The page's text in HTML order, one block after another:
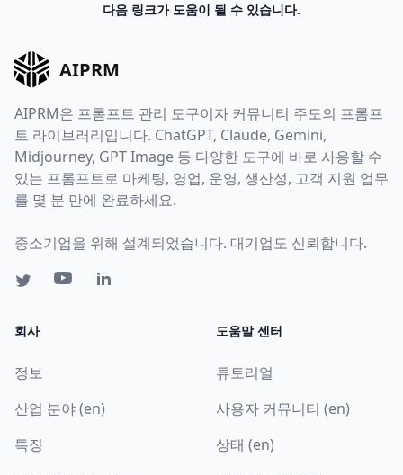
다음 링크가 도움이 될 수 있습니다.
AIPRM
AIPRM은 프롬프트 관리 도구이자 커뮤니티 주도의 프롬프
트 라이브러리입니다. ChatGPT, Claude, Gemini,
Midjourney, GPT Image 등 다양한 도구에 바로 사용할 수
있는 프롬프트로 마케팅, 영업, 운영, 생산성, 고객 지원 업무
를 몇 분 만에 완료하세요.
중소기업을 위해 설계되었습니다. 대기업도 신뢰합니다.
회사
정보
산업 분야 (en)
특징
도움말 센터
튜토리얼
사용자 커뮤니티 (en)
상태 (en)